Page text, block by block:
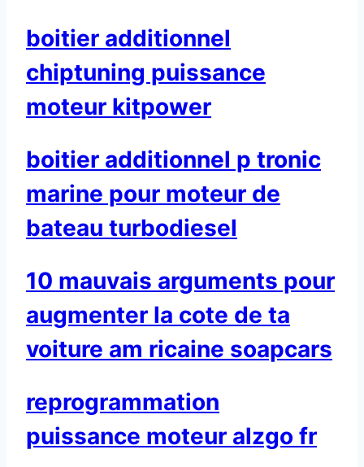
boitier additionnel
chiptuning puissance
moteur kitpower
boitier additionnel p tronic
marine pour moteur de
bateau turbodiesel
10 mauvais arguments pour
augmenter la cote de ta
voiture am ricaine soapcars
reprogrammation
puissance moteur alzgo fr